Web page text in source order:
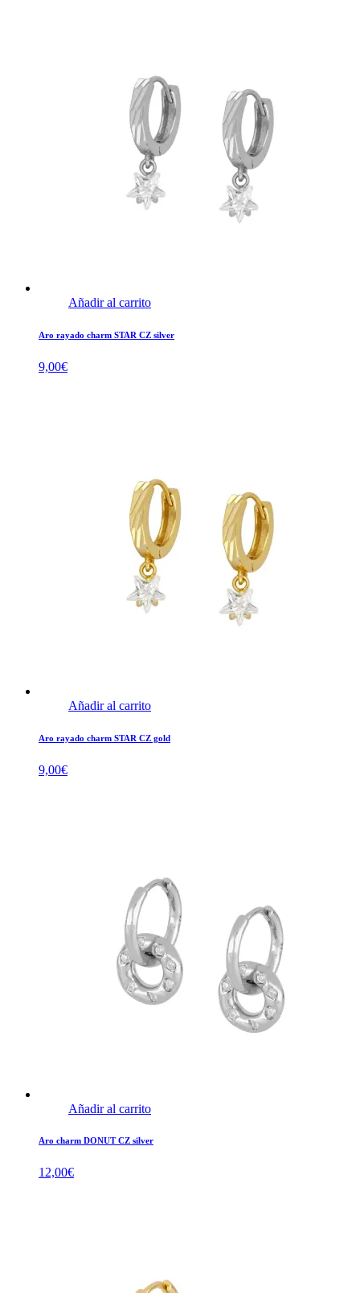
Añadir al carrito
Aro rayado charm STAR CZ silver
9,00€
Añadir al carrito
Aro rayado charm STAR CZ gold
9,00€
Añadir al carrito
Aro charm DONUT CZ silver
12,00€